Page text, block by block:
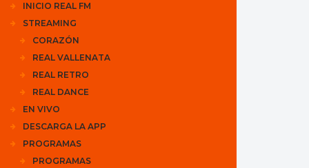
INICIO REAL FM
STREAMING
CORAZÓN
REAL VALLENATA
REAL RETRO
REAL DANCE
EN VIVO
DESCARGA LA APP
PROGRAMAS
PROGRAMAS